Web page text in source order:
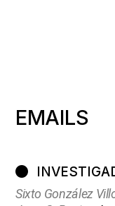
EMAILS
Sixto González